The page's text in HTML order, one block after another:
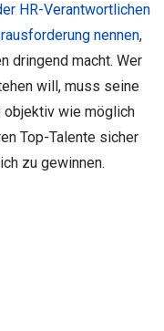
HR-Verantwortlichen
nennen,
dringend macht. Wer
will, muss seine
wie möglich
Top-Talente sicher
zu gewinnen.